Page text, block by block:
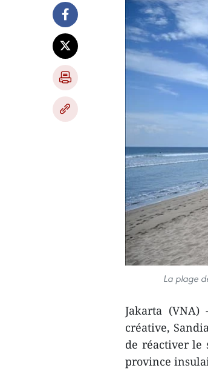
La plage
Jakarta
créative,
de réactiver le
province